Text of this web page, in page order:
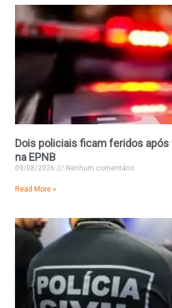
Dois policiais ficam feridos após
na EPNB
09/08/2026 Nenhum comentário
Read More »